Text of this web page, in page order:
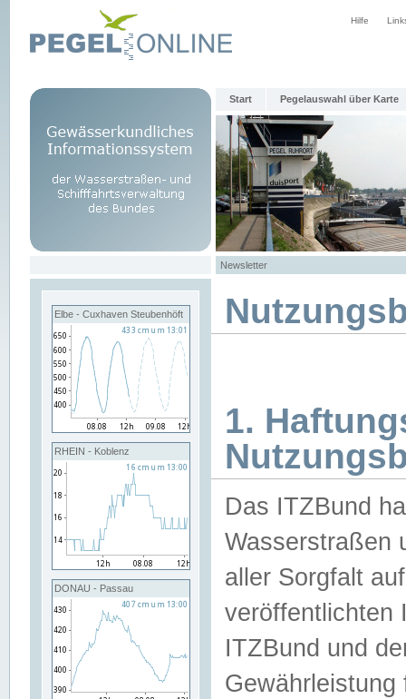
Hilfe
Start Pegelauswahl über Karte
Newsletter
Elbe - Cuxhaven Steubenhöft
RHEIN - Koblenz
DONAU - Passau
1.
Das ITZBund
Wasserstraßen
aller Sorgfalt
veröffentlichten
ITZBund und